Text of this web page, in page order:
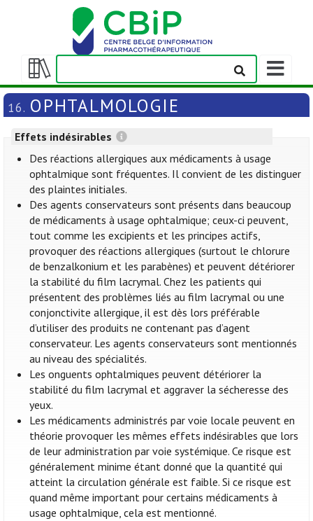
Afficher/masquer
la
table
matières
Afficher/
la
barre
navigation
16. OPHTALMOLOGIE
Effets indésirables
Des réactions allergiques aux médicaments à usage
ophtalmique sont fréquentes. Il convient de les distinguer
des plaintes initiales.
Des agents conservateurs sont présents dans beaucoup
de médicaments à usage ophtalmique; ceux-ci peuvent,
tout comme les excipients et les principes actifs,
provoquer des réactions allergiques (surtout le chlorure
de benzalkonium et les parabènes) et peuvent détériorer
la stabilité du film lacrymal. Chez les patients qui
présentent des problèmes liés au film lacrymal ou une
conjonctivite allergique, il est dès lors préférable
d’utiliser des produits ne contenant pas d’agent
conservateur. Les agents conservateurs sont mentionnés
au niveau des spécialités.
Les onguents ophtalmiques peuvent détériorer la
stabilité du film lacrymal et aggraver la sécheresse des
yeux.
Les médicaments administrés par voie locale peuvent en
théorie provoquer les mêmes effets indésirables que lors
de leur administration par voie systémique. Ce risque est
généralement minime étant donné que la quantité qui
atteint la circulation générale est faible. Si ce risque est
quand même important pour certains médicaments à
usage ophtalmique, cela est mentionné.